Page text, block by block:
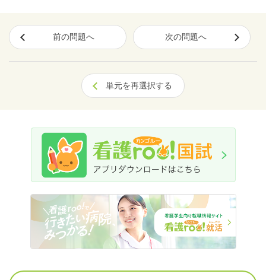
前の問題へ 次の問題へ
単元を再選択する